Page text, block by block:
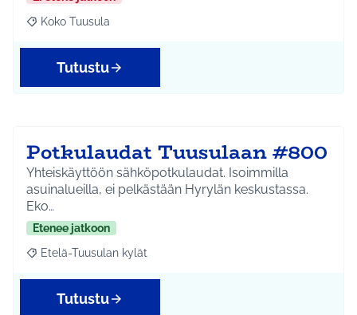
Rajaa tulokset aihepiirin mukaan: Koko Tuusula
Koko Tuusula
Tutustu
Potkulaudat Tuusulaan #800
Yhteiskäyttöön sähköpotkulaudat. Isoimmilla
asuinalueilla, ei pelkästään Hyrylän keskustassa.
Eko…
Etenee jatkoon
Rajaa tulokset aihepiirin mukaan: Etelä-Tuusulan kylät
Etelä-Tuusulan kylät
Tutustu